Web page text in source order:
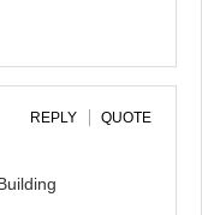
REPLY QUOTE